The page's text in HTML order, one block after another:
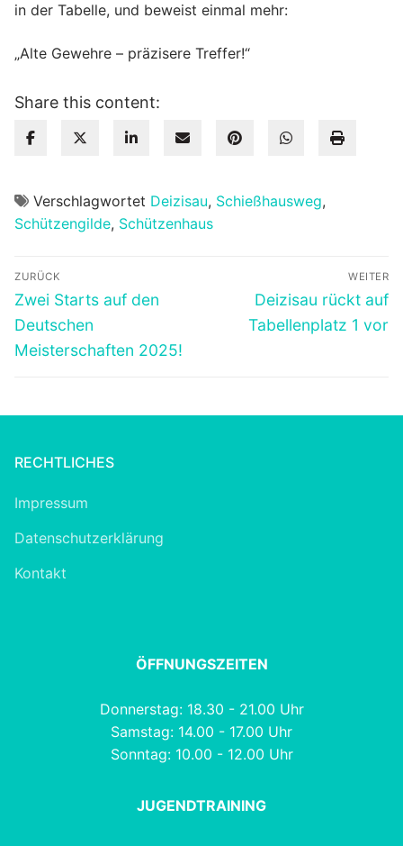
in der Tabelle, und beweist einmal mehr:
„Alte Gewehre – präzisere Treffer!“
Share this content:
Verschlagwortet Deizisau, Schießhausweg,
Schützengilde, Schützenhaus
Beitragsnavigation
ZURÜCK
Vorheriger
Beitrag:
Zwei Starts auf den
Deutschen
Meisterschaften 2025!
WEITER
Nächster
Beitrag:
Deizisau rückt auf
Tabellenplatz 1 vor
RECHTLICHES
Impressum
Datenschutzerklärung
Kontakt
ÖFFNUNGSZEITEN
Donnerstag: 18.30 - 21.00 Uhr
Samstag: 14.00 - 17.00 Uhr
Sonntag: 10.00 - 12.00 Uhr
JUGENDTRAINING